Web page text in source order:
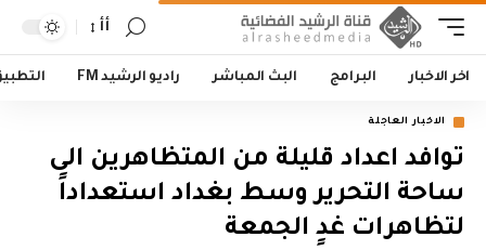
أأ
اخر الاخبار البرامج البث المباشر راديو الرشيد FM
الاخبار العاجلة
توافد اعداد قليلة من المتظاهرين الى
ساحة التحرير وسط بغداد استعداداً
لتظاهرات غدٍ الجمعة